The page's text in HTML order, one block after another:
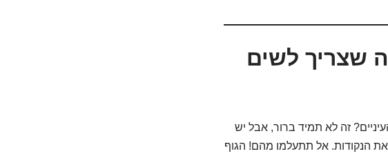
אזהרה שצריך לשים
זה לא תמיד ברור, אבל יש
הנקודות. אל תתעלמו מהם! הגוף